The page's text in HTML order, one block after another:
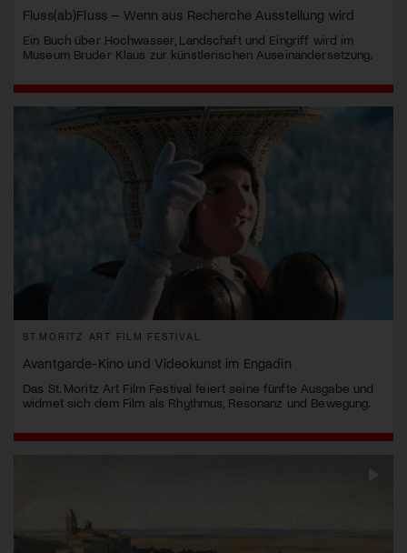
Fluss(ab)Fluss – Wenn aus Recherche Ausstellung wird
Ein Buch über Hochwasser, Landschaft und Eingriff wird im
Museum Bruder Klaus zur künstlerischen Auseinandersetzung.
ST.MORITZ ART FILM FESTIVAL
Avantgarde-Kino und Videokunst im Engadin
Das St. Moritz Art Film Festival feiert seine fünfte Ausgabe und
widmet sich dem Film als Rhythmus, Resonanz und Bewegung.